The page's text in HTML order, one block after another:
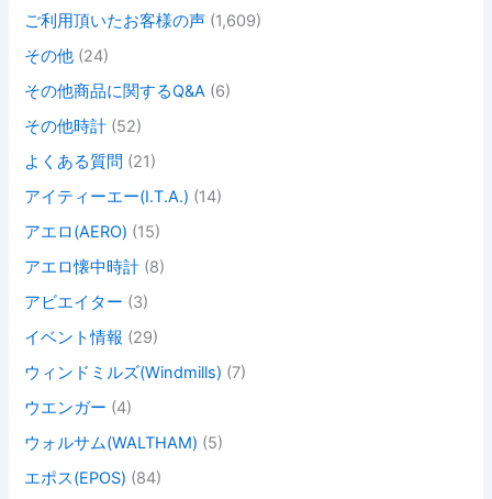
ご利用頂いたお客様の声 (1,609)
その他 (24)
その他商品に関するQ&A (6)
その他時計 (52)
よくある質問 (21)
アイティーエー(I.T.A.) (14)
アエロ(AERO) (15)
アエロ懐中時計 (8)
アビエイター (3)
イベント情報 (29)
ウィンドミルズ(Windmills) (7)
ウエンガー (4)
ウォルサム(WALTHAM) (5)
エポス(EPOS) (84)